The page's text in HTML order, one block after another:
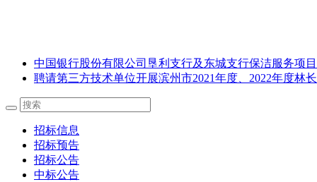
中国银行股份有限公司垦利支行及东城支行保洁服务项
聘请第三方技术单位开展滨州市2021年度、2022年度林
招标信息
招标预告
招标公告
中标公告